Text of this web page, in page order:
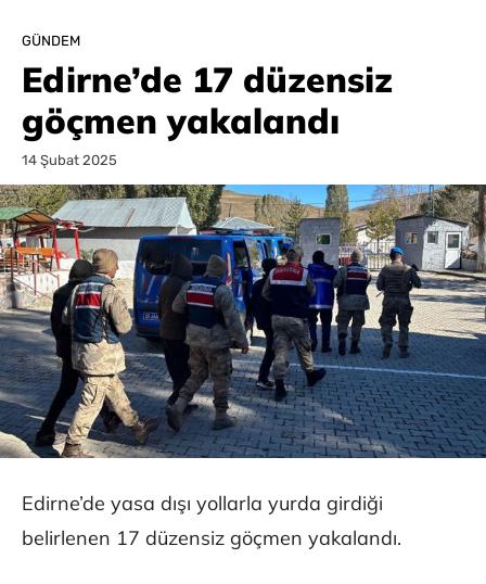
GÜNDEM
Edirne’de 17 düzensiz
göçmen yakalandı
14 Şubat 2025
Edirne’de yasa dışı yollarla yurda girdiği
belirlenen 17 düzensiz göçmen yakalandı.